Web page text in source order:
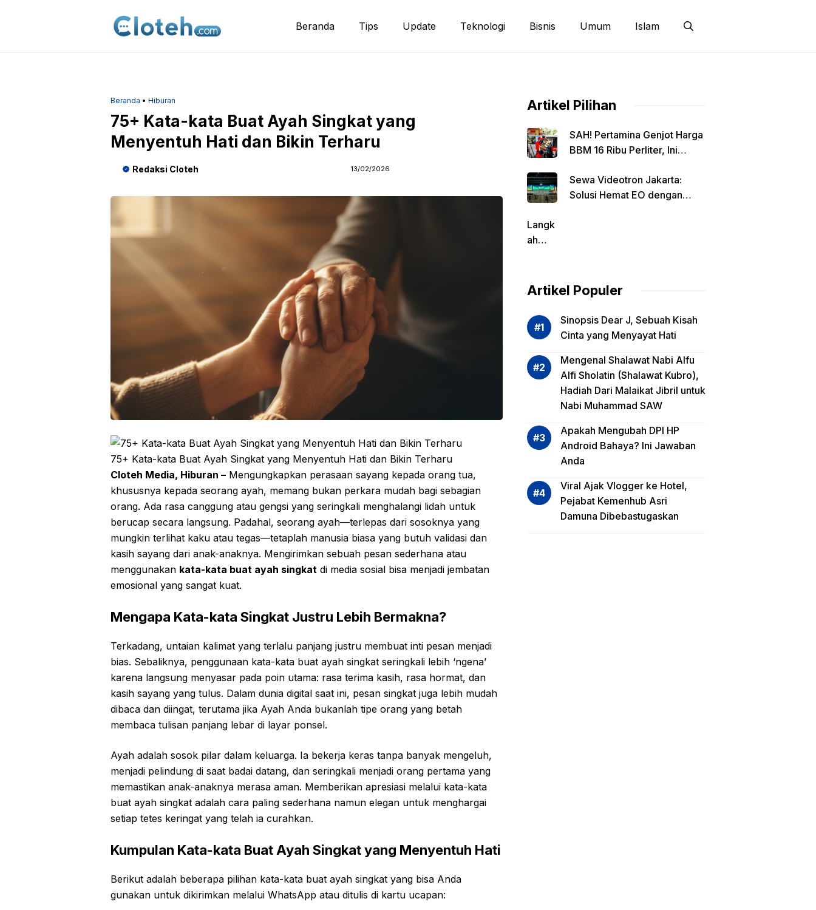
Beranda Tips Update Teknologi Bisnis Umum Islam
Beranda • Hiburan
75+ Kata-kata Buat Ayah Singkat yang
Menyentuh Hati dan Bikin Terharu
Redaksi Cloteh 13/02/2026
75+ Kata-kata Buat Ayah Singkat yang Menyentuh Hati dan Bikin Terharu
Cloteh Media, Hiburan – Mengungkapkan perasaan sayang kepada orang tua,
khususnya kepada seorang ayah, memang bukan perkara mudah bagi sebagian
orang. Ada rasa canggung atau gengsi yang seringkali menghalangi lidah untuk
berucap secara langsung. Padahal, seorang ayah—terlepas dari sosoknya yang
mungkin terlihat kaku atau tegas—tetaplah manusia biasa yang butuh validasi dan
kasih sayang dari anak-anaknya. Mengirimkan sebuah pesan sederhana atau
menggunakan kata-kata buat ayah singkat di media sosial bisa menjadi jembatan
emosional yang sangat kuat.
Mengapa Kata-kata Singkat Justru Lebih Bermakna?
Terkadang, untaian kalimat yang terlalu panjang justru membuat inti pesan menjadi
bias. Sebaliknya, penggunaan kata-kata buat ayah singkat seringkali lebih ‘ngena’
karena langsung menyasar pada poin utama: rasa terima kasih, rasa hormat, dan
kasih sayang yang tulus. Dalam dunia digital saat ini, pesan singkat juga lebih mudah
dibaca dan diingat, terutama jika Ayah Anda bukanlah tipe orang yang betah
membaca tulisan panjang lebar di layar ponsel.
Ayah adalah sosok pilar dalam keluarga. Ia bekerja keras tanpa banyak mengeluh,
menjadi pelindung di saat badai datang, dan seringkali menjadi orang pertama yang
memastikan anak-anaknya merasa aman. Memberikan apresiasi melalui kata-kata
buat ayah singkat adalah cara paling sederhana namun elegan untuk menghargai
setiap tetes keringat yang telah ia curahkan.
Kumpulan Kata-kata Buat Ayah Singkat yang Menyentuh Hati
Berikut adalah beberapa pilihan kata-kata buat ayah singkat yang bisa Anda
gunakan untuk dikirimkan melalui WhatsApp atau ditulis di kartu ucapan:
Artikel Pilihan
SAH! Pertamina Genjot Harga
BBM 16 Ribu Perliter, Ini
Sewa Videotron Jakarta:
Solusi Hemat EO dengan
Langk
ah
dalam
si
Risiko
asi
Reksa
Artikel Populer
Sinopsis Dear J, Sebuah Kisah
Cinta yang Menyayat Hati
Mengenal Shalawat Nabi Alfu
Alfi Sholatin (Shalawat Kubro),
Hadiah Dari Malaikat Jibril untuk
Nabi Muhammad SAW
Apakah Mengubah DPI HP
Android Bahaya? Ini Jawaban
Anda
Viral Ajak Vlogger ke Hotel,
Pejabat Kemenhub Asri
Damuna Dibebastugaskan